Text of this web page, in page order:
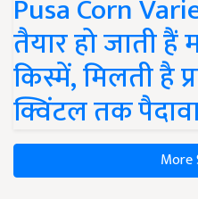
Pusa Corn
तैयार हो जाती
किस्में, मिलती है
क्विंटल तक
More